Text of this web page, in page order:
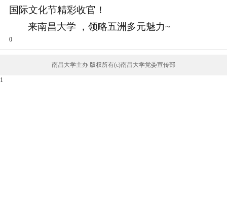
国际文化节精彩收官！
来南昌大学 ，领略五洲多元魅力~
0
南昌大学主办 版权所有(c)南昌大学党委宣传部
1